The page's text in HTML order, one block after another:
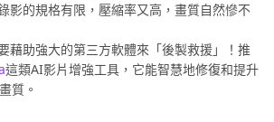
影的規格有限，壓縮率又高，畫質自然慘不
藉助強大的第三方軟體來「後製救援」！推
這類AI影片增強工具，它能智慧地修復和提升
質。